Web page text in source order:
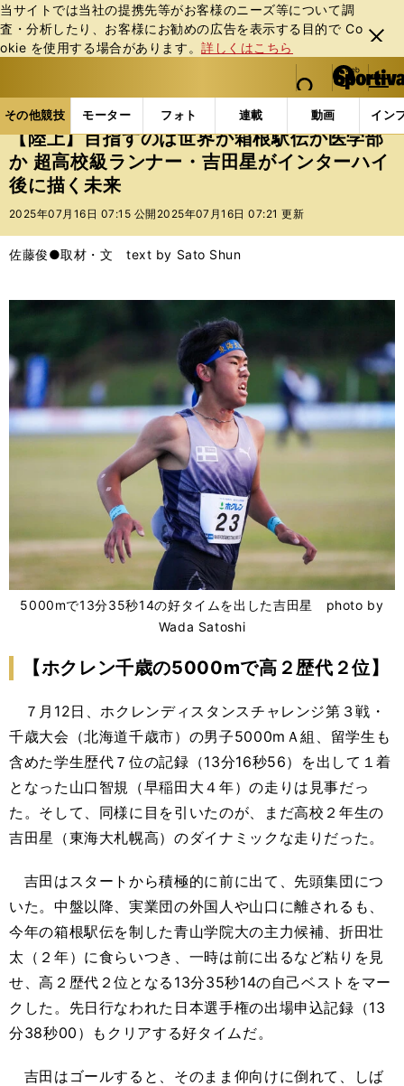
当サイトでは当社の提携先等がお客様のニーズ等について調
査・分析したり、お客様にお勧めの広告を表⽰する⽬的で Co
okie を使⽤する場合があります。詳しくはこちら
閉じ
る
web Sportiva (webスポルティーバ)
検索
マイペ
ー
ジ
メニュ
その他競技 モーター フォト 連載 動画 イン
ス
ポ
ル
テ
ー
バ
その他競技の記事一覧 陸上 【陸上】目指すのは世
【陸上】目指すのは世界か箱根駅伝か医学部
か 超高校級ランナー・吉田星がインターハイ
後に描く未来
2025年07月16日 07:15 公開 2025年07月16日 07:21 更新
佐藤俊●取材・文 text by Sato Shun
5000mで13分35秒14の好タイムを出した吉田星 photo by
Wada Satoshi
【ホクレン千歳の5000mで高２歴代２位】
７月 12日、ホクレンディスタンスチャレンジ第３戦・
千歳大会（北海道千歳市）の男子5000m Ａ組、留学生も
含めた学生歴代７位の記録（13分16秒56）を出して１着
となった山口智規（早稲田大４年）の走りは見事だっ
た。そして、同様に目を引いたのが、まだ高校２年生の
吉田星（東海大札幌高）のダイナミックな走りだった。
吉田はスタートから積極的に前に出て、先頭集団につ
いた。中盤以降、実業団の外国人や山口に離されるも、
今年の箱根駅伝を制した青山学院大の主力候補、折田壮
太（２年）に食らいつき、一時は前に出るなど粘りを見
せ、高２歴代２位となる 13分35秒14の自己ベストをマー
クした。先日行なわれた日本選手権の出場申込記録（13
分38秒00 ）もクリアする好タイムだ。
吉田はゴールすると、そのまま仰向けに倒れて、しば